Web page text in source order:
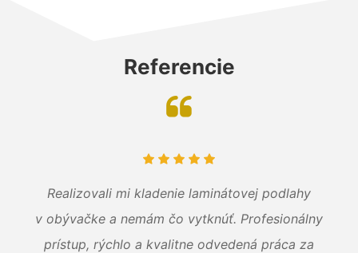
Referencie
Realizovali mi kladenie laminátovej podlahy
v obývačke a nemám čo vytknúť. Profesionálny
prístup, rýchlo a kvalitne odvedená práca za